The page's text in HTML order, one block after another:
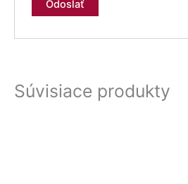
Súvisiace produkty